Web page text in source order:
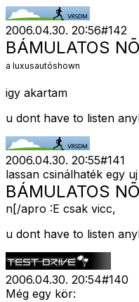
2006.04.30. 20:56#142
BÁMULATOS
a luxusautóshown
igy akartam
u dont have to listen
2006.04.30. 20:55#141
lassan csinálhaték egy
BÁMULATOS
n[/apro :E csak vicc,
u dont have to listen
2006.04.30. 20:54#140
Még egy kör: